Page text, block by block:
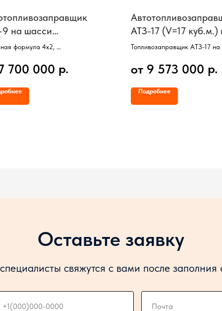
на шасси
43253
формула 4х2,
2-х секционная,
счетчик, пистолет для раздачи
700 000 р.
АТЗ-17 (V=17 куб.м.)
КамАЗ-65115 (6х4)
Топливозаправщик АТЗ-17
Колесная формула 6х4,
V цистерны =17 куб/м,
от 9 573 000 р.
Подробнее
Оставьте заявку
свяжутся с вами после